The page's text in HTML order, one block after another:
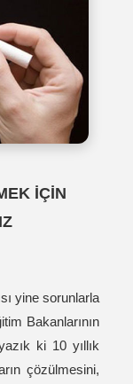
İÇİN
yine sorunlarla
Bakanlarının
ki 10 yıllık
çözülmesini,